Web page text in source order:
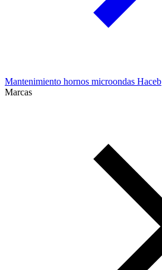
Mantenimiento hornos microondas Haceb
Marcas